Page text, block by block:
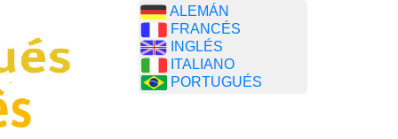
ALEMÁN
FRANCÉS
INGLÉS
ITALIANO
PORTUGUÉS